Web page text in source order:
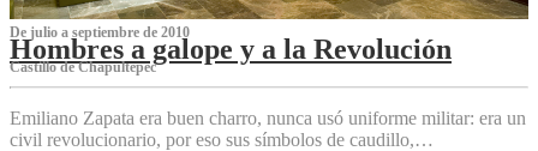
De julio a septiembre de 2010
Hombres a galope y a la Revolución
Castillo de Chapultepec
Emiliano Zapata era buen charro, nunca usó uniforme militar: era un
civil revolucionario, por eso sus símbolos de caudillo,…